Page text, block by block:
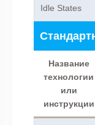
Idle States
Название
технологии
или
инструкции